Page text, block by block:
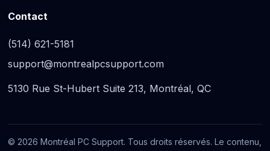
Contact
(514) 621-5181
support@montrealpcsupport.com
5130 Rue St-Hubert Suite 213, Montréal, QC
© 2026 Montréal PC Support. Tous droits réservés. Le contenu,